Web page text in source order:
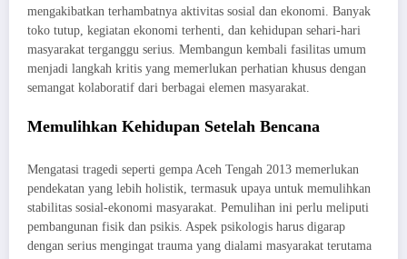
mengakibatkan terhambatnya aktivitas sosial dan ekonomi. Banyak
toko tutup, kegiatan ekonomi terhenti, dan kehidupan sehari-hari
masyarakat terganggu serius. Membangun kembali fasilitas umum
menjadi langkah kritis yang memerlukan perhatian khusus dengan
semangat kolaboratif dari berbagai elemen masyarakat.
Memulihkan Kehidupan Setelah Bencana
Mengatasi tragedi seperti gempa Aceh Tengah 2013 memerlukan
pendekatan yang lebih holistik, termasuk upaya untuk memulihkan
stabilitas sosial-ekonomi masyarakat. Pemulihan ini perlu meliputi
pembangunan fisik dan psikis. Aspek psikologis harus digarap
dengan serius mengingat trauma yang dialami masyarakat terutama